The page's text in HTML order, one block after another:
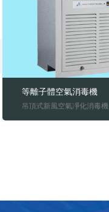
等離子體空氣消毒機
吊頂式新風空氣凈化消毒機